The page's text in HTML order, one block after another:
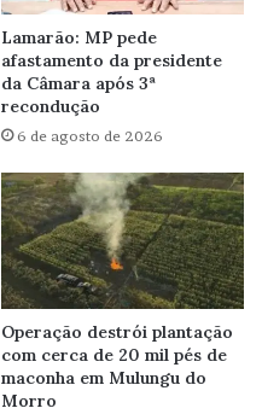
Lamarão: MP pede
afastamento da presidente
da Câmara após 3ª
recondução
6 de agosto de 2026
Operação destrói plantação
com cerca de 20 mil pés de
maconha em Mulungu do
Morro